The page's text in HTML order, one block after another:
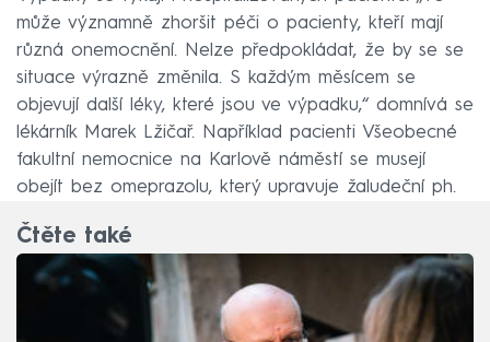
může významně zhoršit péči o pacienty, kteří mají
různá onemocnění. Nelze předpokládat, že by se se
situace výrazně změnila. S každým měsícem se
objevují další léky, které jsou ve výpadku,“ domnívá se
lékárník Marek Lžičař. Například pacienti Všeobecné
fakultní nemocnice na Karlově náměstí se musejí
obejít bez omeprazolu, který upravuje žaludeční ph.
Čtěte také